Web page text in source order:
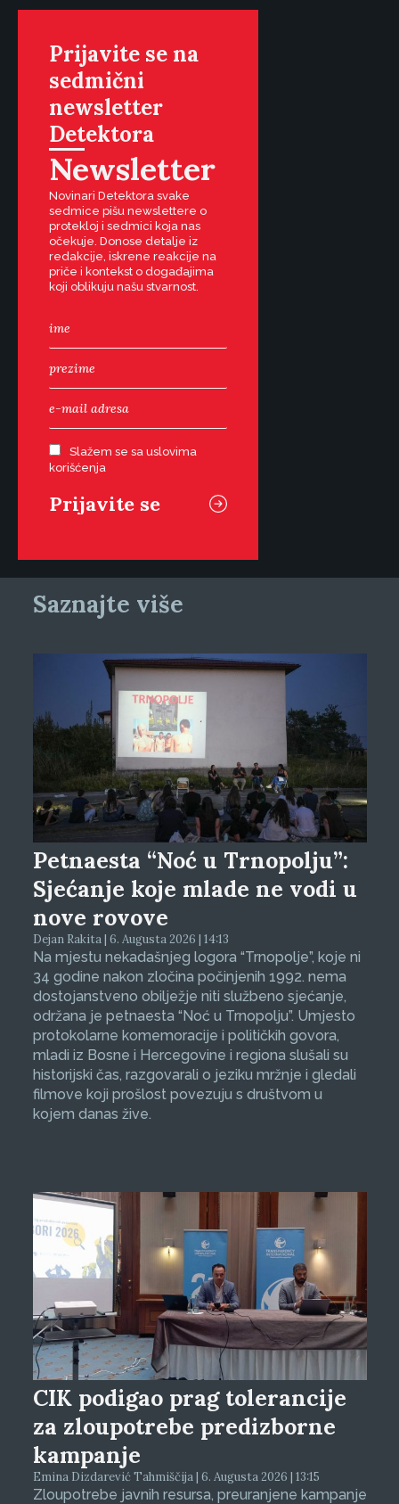
Prijavite se na
sedmični
newsletter
Detektora
Newsletter
Novinari Detektora svake
sedmice pišu newslettere o
protekloj i sedmici koja nas
očekuje. Donose detalje iz
redakcije, iskrene reakcije na
priče i kontekst o događajima
koji oblikuju našu stvarnost.
Slažem se sa uslovima
korišćenja
Saznajte više
Petnaesta “Noć u Trnopolju”:
Sjećanje koje mlade ne vodi u
nove rovove
Dejan Rakita | 6. Augusta 2026 | 14:13
Na mjestu nekadašnjeg logora “Trnopolje”, koje ni
34 godine nakon zločina počinjenih 1992. nema
dostojanstveno obilježje niti službeno sjećanje,
održana je petnaesta “Noć u Trnopolju”. Umjesto
protokolarne komemoracije i političkih govora,
mladi iz Bosne i Hercegovine i regiona slušali su
historijski čas, razgovarali o jeziku mržnje i gledali
filmove koji prošlost povezuju s društvom u
kojem danas žive.
CIK podigao prag tolerancije
za zloupotrebe predizborne
kampanje
Emina Dizdarević Tahmiščija | 6. Augusta 2026 | 13:15
Zloupotrebe javnih resursa, preuranjene kampanje